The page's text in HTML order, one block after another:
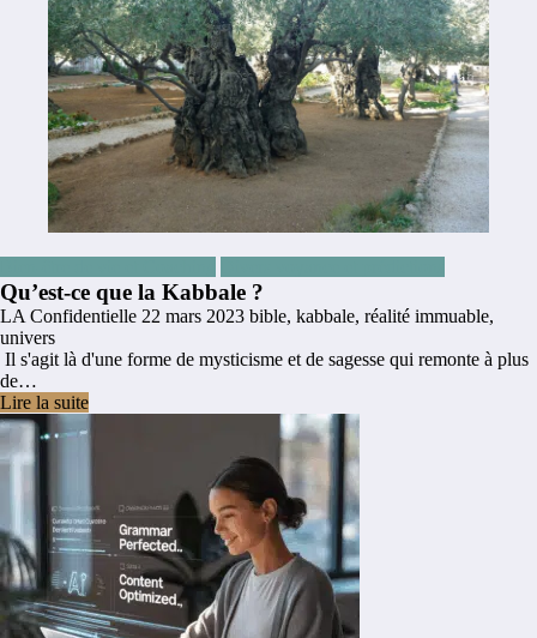
Qu’est-ce que la Kabbale ?
LA Confidentielle 22 mars 2023 bible, kabbale, réalité immuable,
univers
Il s'agit là d'une forme de mysticisme et de sagesse qui remonte à plus
de…
Lire la suite